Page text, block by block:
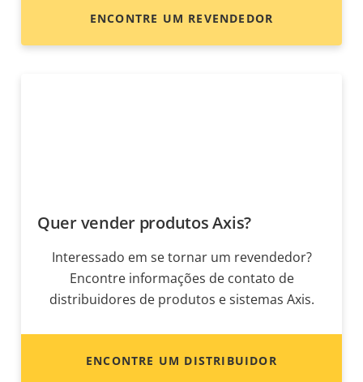
ENCONTRE UM REVENDEDOR
Quer vender produtos Axis?
Interessado em se tornar um revendedor?
Encontre informações de contato de
distribuidores de produtos e sistemas Axis.
ENCONTRE UM DISTRIBUIDOR